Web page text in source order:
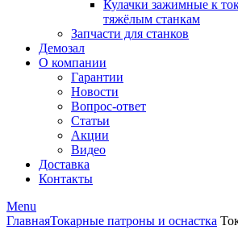
Кулачки зажимные к
тяжёлым станкам
Запчасти для станков
Демозал
О компании
Гарантии
Новости
Вопрос-ответ
Статьи
Акции
Видео
Доставка
Контакты
Menu
ГлавнаяТокарные патроны и оснастка